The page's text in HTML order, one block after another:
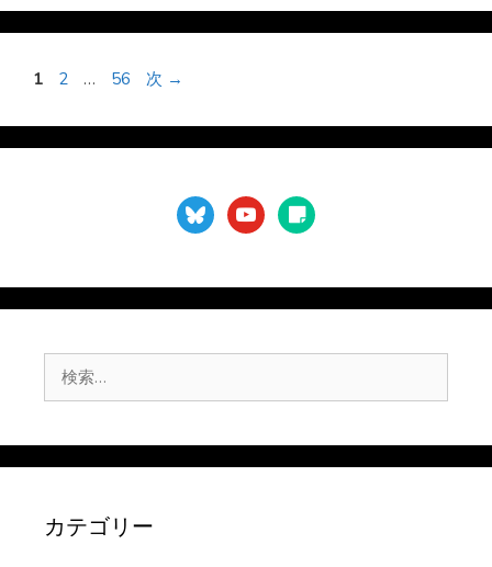
ペ
ジ
1
ペ
ジ
2 …
ペ
ジ
56 次 →
blueskyyoutubesticky-
note
索:
カテゴリー